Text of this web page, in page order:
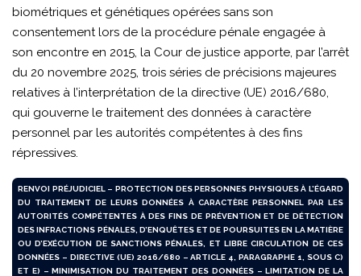
biométriques et génétiques opérées sans son
consentement lors de la procédure pénale engagée à
son encontre en 2015, la Cour de justice apporte, par l’arrêt
du 20 novembre 2025, trois séries de précisions majeures
relatives à l’interprétation de la directive (UE) 2016/680,
qui gouverne le traitement des données à caractère
personnel par les autorités compétentes à des fins
répressives.
RENVOI PRÉJUDICIEL – PROTECTION DES PERSONNES PHYSIQUES À L’ÉGARD
DU TRAITEMENT DE LEURS DONNÉES À CARACTÈRE PERSONNEL PAR LES
AUTORITÉS COMPÉTENTES À DES FINS DE PRÉVENTION ET DE DÉTECTION
DES INFRACTIONS PÉNALES, D’ENQUÊTES ET DE POURSUITES EN LA MATIÈRE
OU D’EXÉCUTION DE SANCTIONS PÉNALES, ET LIBRE CIRCULATION DE CES
DONNÉES – DIRECTIVE (UE) 2016/680 – ARTICLE 4, PARAGRAPHE 1, SOUS C)
ET E) – MINIMISATION DU TRAITEMENT DES DONNÉES – LIMITATION DE LA